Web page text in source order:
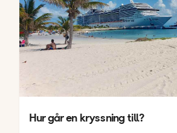
Hur går en kryssning till?